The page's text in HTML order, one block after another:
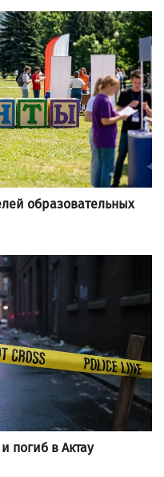
образовательных
погиб в Актау